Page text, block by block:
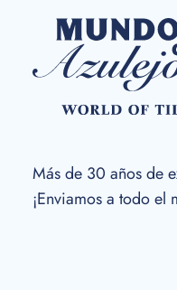
Más de 30 años de
¡Enviamos a todo el